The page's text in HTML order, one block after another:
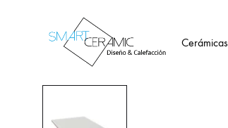
Cerámicas